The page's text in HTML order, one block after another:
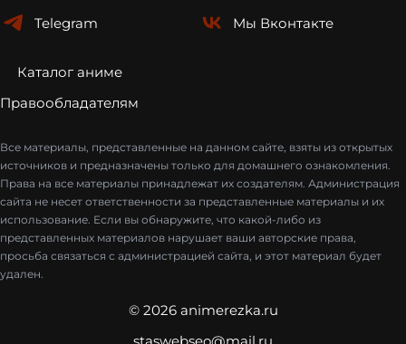
Telegram Мы Вконтакте
Каталог аниме
Правообладателям
Все материалы, представленные на данном сайте, взяты из открытых
источников и предназначены только для домашнего ознакомления.
Права на все материалы принадлежат их создателям. Администрация
сайта не несет ответственности за представленные материалы и их
использование. Если вы обнаружите, что какой-либо из
представленных материалов нарушает ваши авторские права,
просьба связаться с администрацией сайта, и этот материал будет
удален.
© 2026 animerezka.ru